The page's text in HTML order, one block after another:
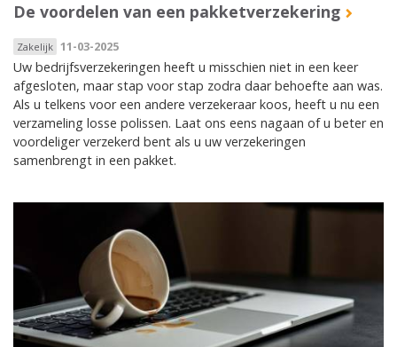
De voordelen van een pakketverzekering
Zakelijk 11-03-2025
Uw bedrijfsverzekeringen heeft u misschien niet in een keer
afgesloten, maar stap voor stap zodra daar behoefte aan was.
Als u telkens voor een andere verzekeraar koos, heeft u nu een
verzameling losse polissen. Laat ons eens nagaan of u beter en
voordeliger verzekerd bent als u uw verzekeringen
samenbrengt in een pakket.